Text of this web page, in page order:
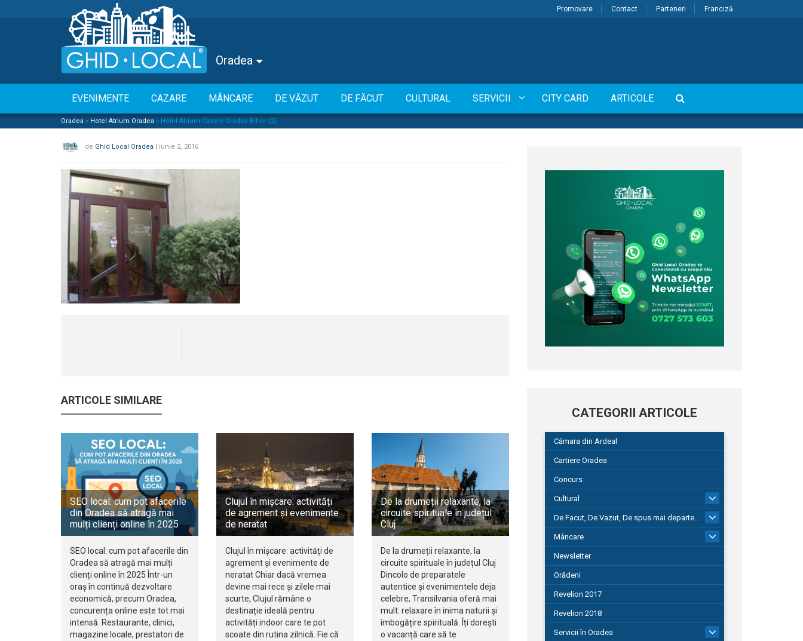
Promovare Contact Parteneri Franciză
Oradea
EVENIMENTE CAZARE MÂNCARE DE VĂZUT DE FĂCUT CULTURAL SERVICII CITY CARD ARTICOLE
Oradea » Hotel Atrium Oradea » Hotel Atrium Cazare Oradea Bihor (2)
de Ghid Local Oradea | iunie 2, 2016
ARTICOLE SIMILARE
SEO local: cum pot afacerile
din Oradea să atragă mai
mulți clienți online în 2025
SEO local: cum pot afacerile din
Oradea să atragă mai mulți
clienți online în 2025 Într-un
oraș în continuă dezvoltare
economică, precum Oradea,
concurența online este tot mai
intensă. Restaurante, clinici,
magazine locale, prestatori de
Clujul în mișcare: activități
de agrement și evenimente
de neratat
Clujul în mișcare: activități de
agrement și evenimente de
neratat Chiar dacă vremea
devine mai rece și zilele mai
scurte, Clujul rămâne o
destinație ideală pentru
activități indoor care te pot
scoate din rutina zilnică. Fie că
De la drumeții relaxante, la
circuite spirituale în județul
Cluj
De la drumeții relaxante, la
circuite spirituale în județul Cluj
Dincolo de preparatele
autentice și evenimentele deja
celebre, Transilvania oferă mai
mult: relaxare în inima naturii și
îmbogățire spirituală. Îți dorești
o vacanță care să te
CATEGORII ARTICOLE
Cămara din Ardeal
Cartiere Oradea
Concurs
Cultural
De Facut, De Vazut, De spus mai departe…
580
Mâncare
Newsletter
Orădeni
Revelion 2017
Revelion 2018
Servicii în Oradea
104